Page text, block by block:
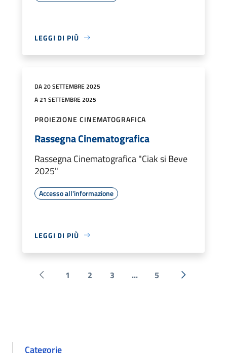
LEGGI DI PIÙ
DA 20 SETTEMBRE 2025
A 21 SETTEMBRE 2025
PROIEZIONE CINEMATOGRAFICA
Rassegna Cinematografica
Rassegna Cinematografica "Ciak si Beve
2025"
Accesso all'informazione
LEGGI DI PIÙ
Pagina precedente
1 2 3 ... 5 Successiva
Categorie